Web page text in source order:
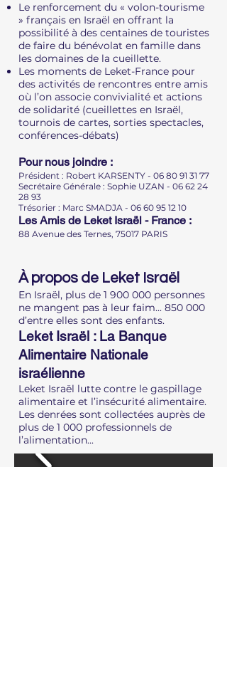
Le renforcement du « volon-tourisme
» français en Israël en offrant la
possibilité à des centaines de touristes
de faire du bénévolat en famille dans
les domaines de la cueillette.
Les moments de Leket-France pour
des activités de rencontres entre amis
où l’on associe convivialité et actions
de solidarité (cueillettes en Israël,
tournois de cartes, sorties spectacles,
conférences-débats)
Pour nous joindre :
Président : Robert KARSENTY - 06 80 91 31 77
Secrétaire Générale : Sophie UZAN - 06 62 24
28 93
Trésorier : Marc SMADJA - 06 60 95 12 10
Les Amis de Leket Israël - France :
88 Avenue des Ternes, 75017 PARIS
À propos de Leket Israël
En Israël, plus de 1 900 000 personnes
ne mangent pas à leur faim... 850 000
d’entre elles sont des enfants.
Leket Israël : La Banque
Alimentaire Nationale
israélienne
Leket Israël lutte contre le gaspillage
alimentaire et l’insécurité alimentaire.
Les denrées sont collectées auprès de
plus de 1 000 professionnels de
l’alimentation...